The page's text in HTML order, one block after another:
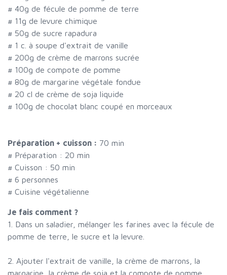
# 40g de fécule de pomme de terre
# 11g de levure chimique
# 50g de sucre rapadura
# 1 c. à soupe d'extrait de vanille
# 200g de crème de marrons sucrée
# 100g de compote de pomme
# 80g de margarine végétale fondue
# 20 cl de crème de soja liquide
# 100g de chocolat blanc coupé en morceaux
Préparation + cuisson : 70 min
# Préparation : 20 min
# Cuisson : 50 min
# 6 personnes
# Cuisine végétalienne
Je fais comment ?
1. Dans un saladier, mélanger les farines avec la fécule de
pomme de terre, le sucre et la levure.
2. Ajouter l'extrait de vanille, la crème de marrons, la
margarine, la crème de soja et la compote de pomme.